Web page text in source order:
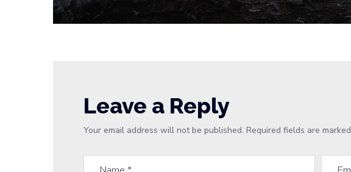
Leave a Reply
Your email address will not be published. Required fields are marked